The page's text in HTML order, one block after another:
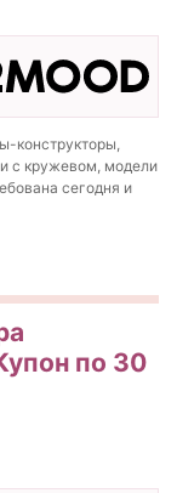
конструкторы,
с кружевом, модели
сегодня и
по 30